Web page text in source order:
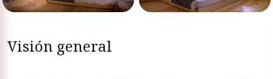
Visión general